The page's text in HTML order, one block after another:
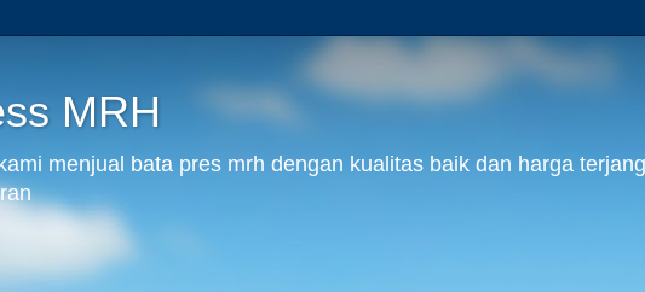
MRH
menjual bata pres mrh dengan kualitas baik dan harga